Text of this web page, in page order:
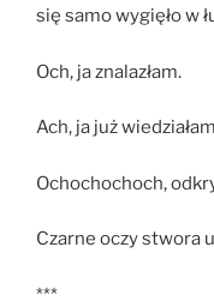
się samo wygięło w
Och, ja znalazłam.
Ach, ja już
Ochochochoch,
Czarne oczy stwora
***